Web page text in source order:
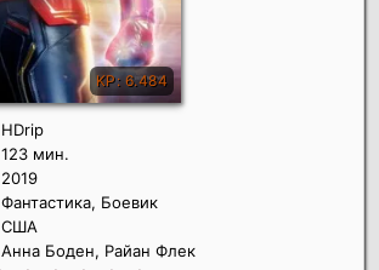
HDrip
123 мин.
2019
Фантастика, Боевик
США
Анна Боден, Райан Флек